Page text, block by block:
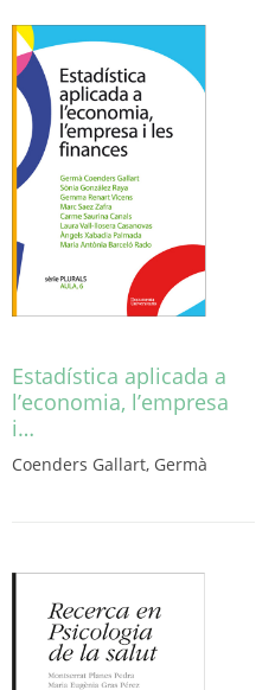
Estadística aplicada a
l’economia, l’empresa
i…
Coenders Gallart, Germà
diverses
opcions